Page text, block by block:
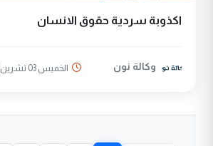
اكذوبة سردية حقوق الانسان
وكالة نون الخميس 03 تشرين الاول 2024